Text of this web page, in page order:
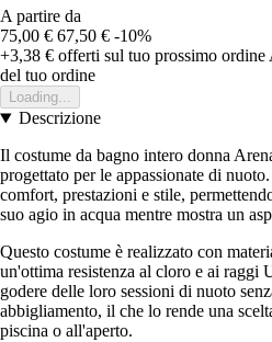
A partire da
75,00 € 67,50 € -10%
+3,38 € offerti sul tuo prossimo ordine
del tuo ordine
Loading...
Descrizione
Il costume da bagno intero donna
progettato per le appassionate di
comfort, prestazioni e stile,
suo agio in acqua mentre mostra un
Questo costume è realizzato con
un'ottima resistenza al cloro e ai raggi
godere delle loro sessioni di nuoto
abbigliamento, il che lo rende una
piscina o all'aperto.